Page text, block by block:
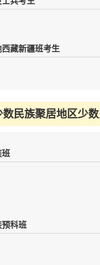
西藏新疆班考生
民族聚居地区少
班
预科班